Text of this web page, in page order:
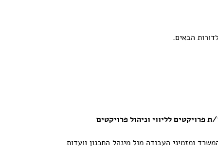
הבאים.
לליווי וניהול פרויקטים
ומזמיני העבודה מול מינהל התכנון וועדות